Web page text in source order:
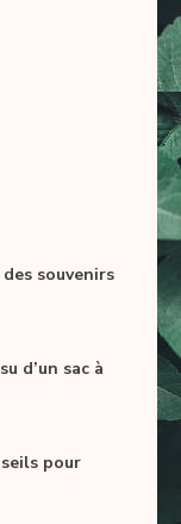
souvenirs
d’un sac à
pour